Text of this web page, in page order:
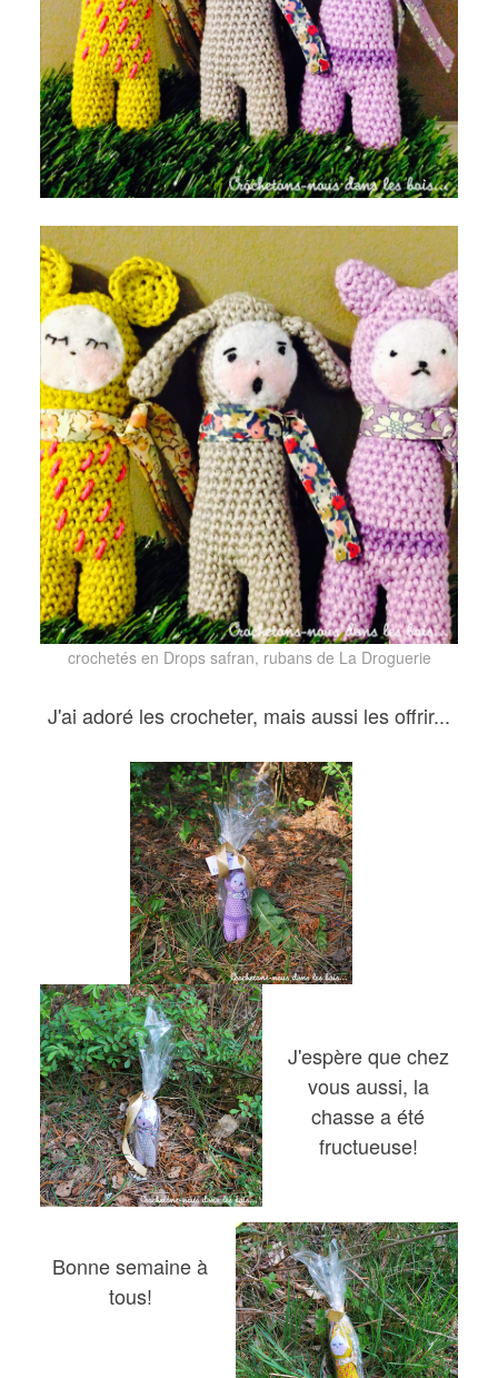
crochetés en Drops safran, rubans de La Droguerie
J'ai adoré les crocheter, mais aussi les offrir...
J'espère que chez
vous aussi, la
chasse a été
fructueuse!
Bonne semaine à
tous!